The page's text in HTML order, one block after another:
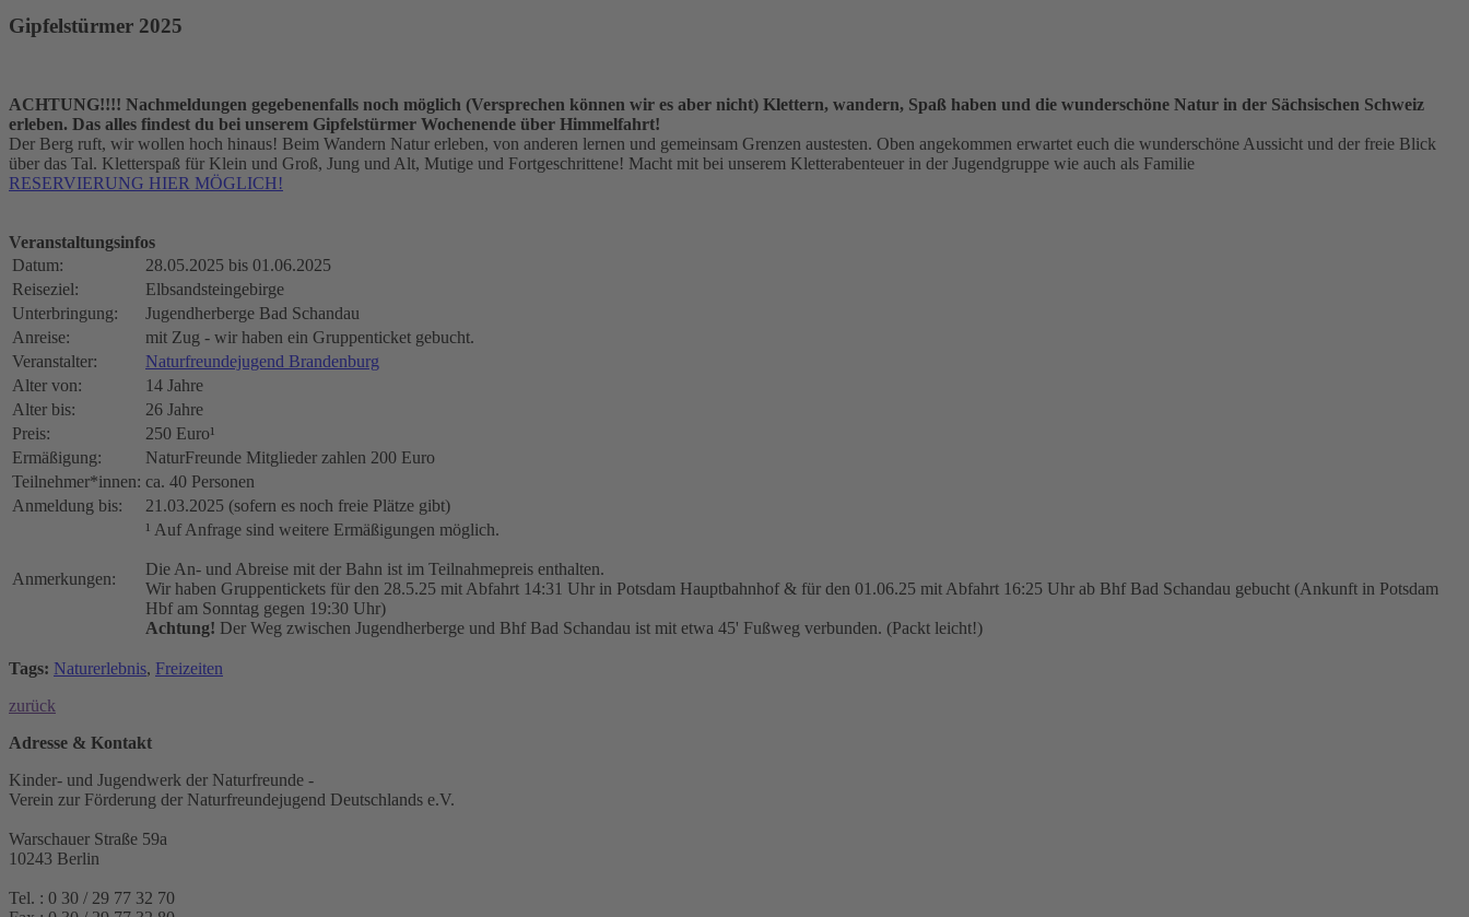
Gipfelstürmer 2025
ACHTUNG!!!! Nachmeldungen gegebenenfalls noch möglich (Versprechen können wir es aber nicht) Klettern, wandern, Spaß haben und die wunderschöne Natur in der Sächsischen Schweiz
erleben. Das alles findest du bei unserem Gipfelstürmer Wochenende über Himmelfahrt!
Der Berg ruft, wir wollen hoch hinaus! Beim Wandern Natur erleben, von anderen lernen und gemeinsam Grenzen austesten. Oben angekommen erwartet euch die wunderschöne Aussicht und der freie Blick
über das Tal. Kletterspaß für Klein und Groß, Jung und Alt, Mutige und Fortgeschrittene! Macht mit bei unserem Kletterabenteuer in der Jugendgruppe wie auch als Familie
RESERVIERUNG HIER MÖGLICH!
Veranstaltungsinfos
Datum:
28.05.2025 bis 01.06.2025
Reiseziel:
Elbsandsteingebirge
Unterbringung:
Jugendherberge Bad Schandau
Anreise:
mit Zug - wir haben ein Gruppenticket gebucht.
Veranstalter:
Naturfreundejugend Brandenburg
Alter von:
14 Jahre
Alter bis:
26 Jahre
Preis:
250 Euro¹
Ermäßigung:
NaturFreunde Mitglieder zahlen 200 Euro
Teilnehmer*innen: ca. 40 Personen
Anmeldung bis:
21.03.2025 (sofern es noch freie Plätze gibt)
Anmerkungen:
¹ Auf Anfrage sind weitere Ermäßigungen möglich.
Die An- und Abreise mit der Bahn ist im Teilnahmepreis enthalten.
Wir haben Gruppentickets für den 28.5.25 mit Abfahrt 14:31 Uhr in Potsdam Hauptbahnhof & für den 01.06.25 mit Abfahrt 16:25 Uhr ab Bhf Bad Schandau gebucht (Ankunft in Potsdam
Hbf am Sonntag gegen 19:30 Uhr)
Achtung! Der Weg zwischen Jugendherberge und Bhf Bad Schandau ist mit etwa 45' Fußweg verbunden. (Packt leicht!)
Tags: Naturerlebnis, Freizeiten
zurück
Adresse & Kontakt
Kinder- und Jugendwerk der Naturfreunde -
Verein zur Förderung der Naturfreundejugend Deutschlands e.V.
Warschauer Straße 59a
10243 Berlin
Tel. : 0 30 / 29 77 32 70